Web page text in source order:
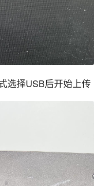
选择USB后开始上传